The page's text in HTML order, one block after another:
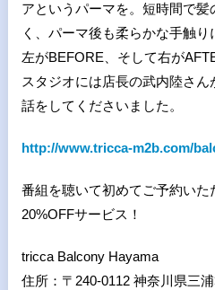
アというパーマを。短時間で
く、パーマ後も柔らかな手触り
左がBEFORE、そして右が
スタジオには店長の武内陸さ
話をしてくださいました。
http://www.tricca-m2b.com/
番組を聴いて初めてご予約いた
20%OFFサービス！
tricca Balcony Hayama
住所：〒240-0112 神奈川県三